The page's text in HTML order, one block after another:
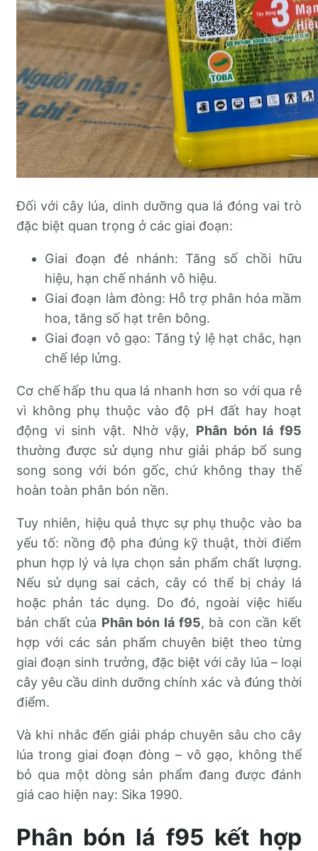
Đối với cây lúa, dinh dưỡng qua lá đóng vai trò
đặc biệt quan trọng ở các giai đoạn:
Giai đoạn đẻ nhánh: Tăng số chồi hữu
hiệu, hạn chế nhánh vô hiệu.
Giai đoạn làm đòng: Hỗ trợ phân hóa mầm
hoa, tăng số hạt trên bông.
Giai đoạn vô gạo: Tăng tỷ lệ hạt chắc, hạn
chế lép lửng.
Cơ chế hấp thu qua lá nhanh hơn so với qua rễ
vì không phụ thuộc vào độ pH đất hay hoạt
động vi sinh vật. Nhờ vậy, Phân bón lá f95
thường được sử dụng như giải pháp bổ sung
song song với bón gốc, chứ không thay thế
hoàn toàn phân bón nền.
Tuy nhiên, hiệu quả thực sự phụ thuộc vào ba
yếu tố: nồng độ pha đúng kỹ thuật, thời điểm
phun hợp lý và lựa chọn sản phẩm chất lượng.
Nếu sử dụng sai cách, cây có thể bị cháy lá
hoặc phản tác dụng. Do đó, ngoài việc hiểu
bản chất của Phân bón lá f95, bà con cần kết
hợp với các sản phẩm chuyên biệt theo từng
giai đoạn sinh trưởng, đặc biệt với cây lúa – loại
cây yêu cầu dinh dưỡng chính xác và đúng thời
điểm.
Và khi nhắc đến giải pháp chuyên sâu cho cây
lúa trong giai đoạn đòng – vô gạo, không thể
bỏ qua một dòng sản phẩm đang được đánh
giá cao hiện nay: Sika 1990.
Phân bón lá f95 kết hợp